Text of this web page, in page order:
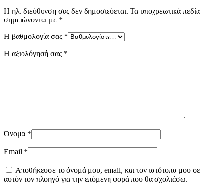
Η ηλ. διεύθυνση σας δεν δημοσιεύεται. Τα υποχρεωτικά πεδία
σημειώνονται με *
Η βαθμολογία σας *
Η αξιολόγησή σας *
Όνομα *
Email *
Αποθήκευσε το όνομά μου, email, και τον ιστότοπο μου σε
αυτόν τον πλοηγό για την επόμενη φορά που θα σχολιάσω.